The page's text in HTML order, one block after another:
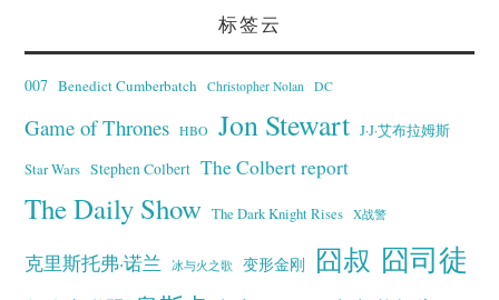
标签云
007 Benedict Cumberbatch Christopher Nolan DC
Game of Thrones HBO Jon Stewart J·J·艾布拉姆斯
Star Wars Stephen Colbert The Colbert report
The Daily Show The Dark Knight Rises X战警
克里斯托弗·诺兰 冰与火之歌 变形金刚 囧叔 囧司徒